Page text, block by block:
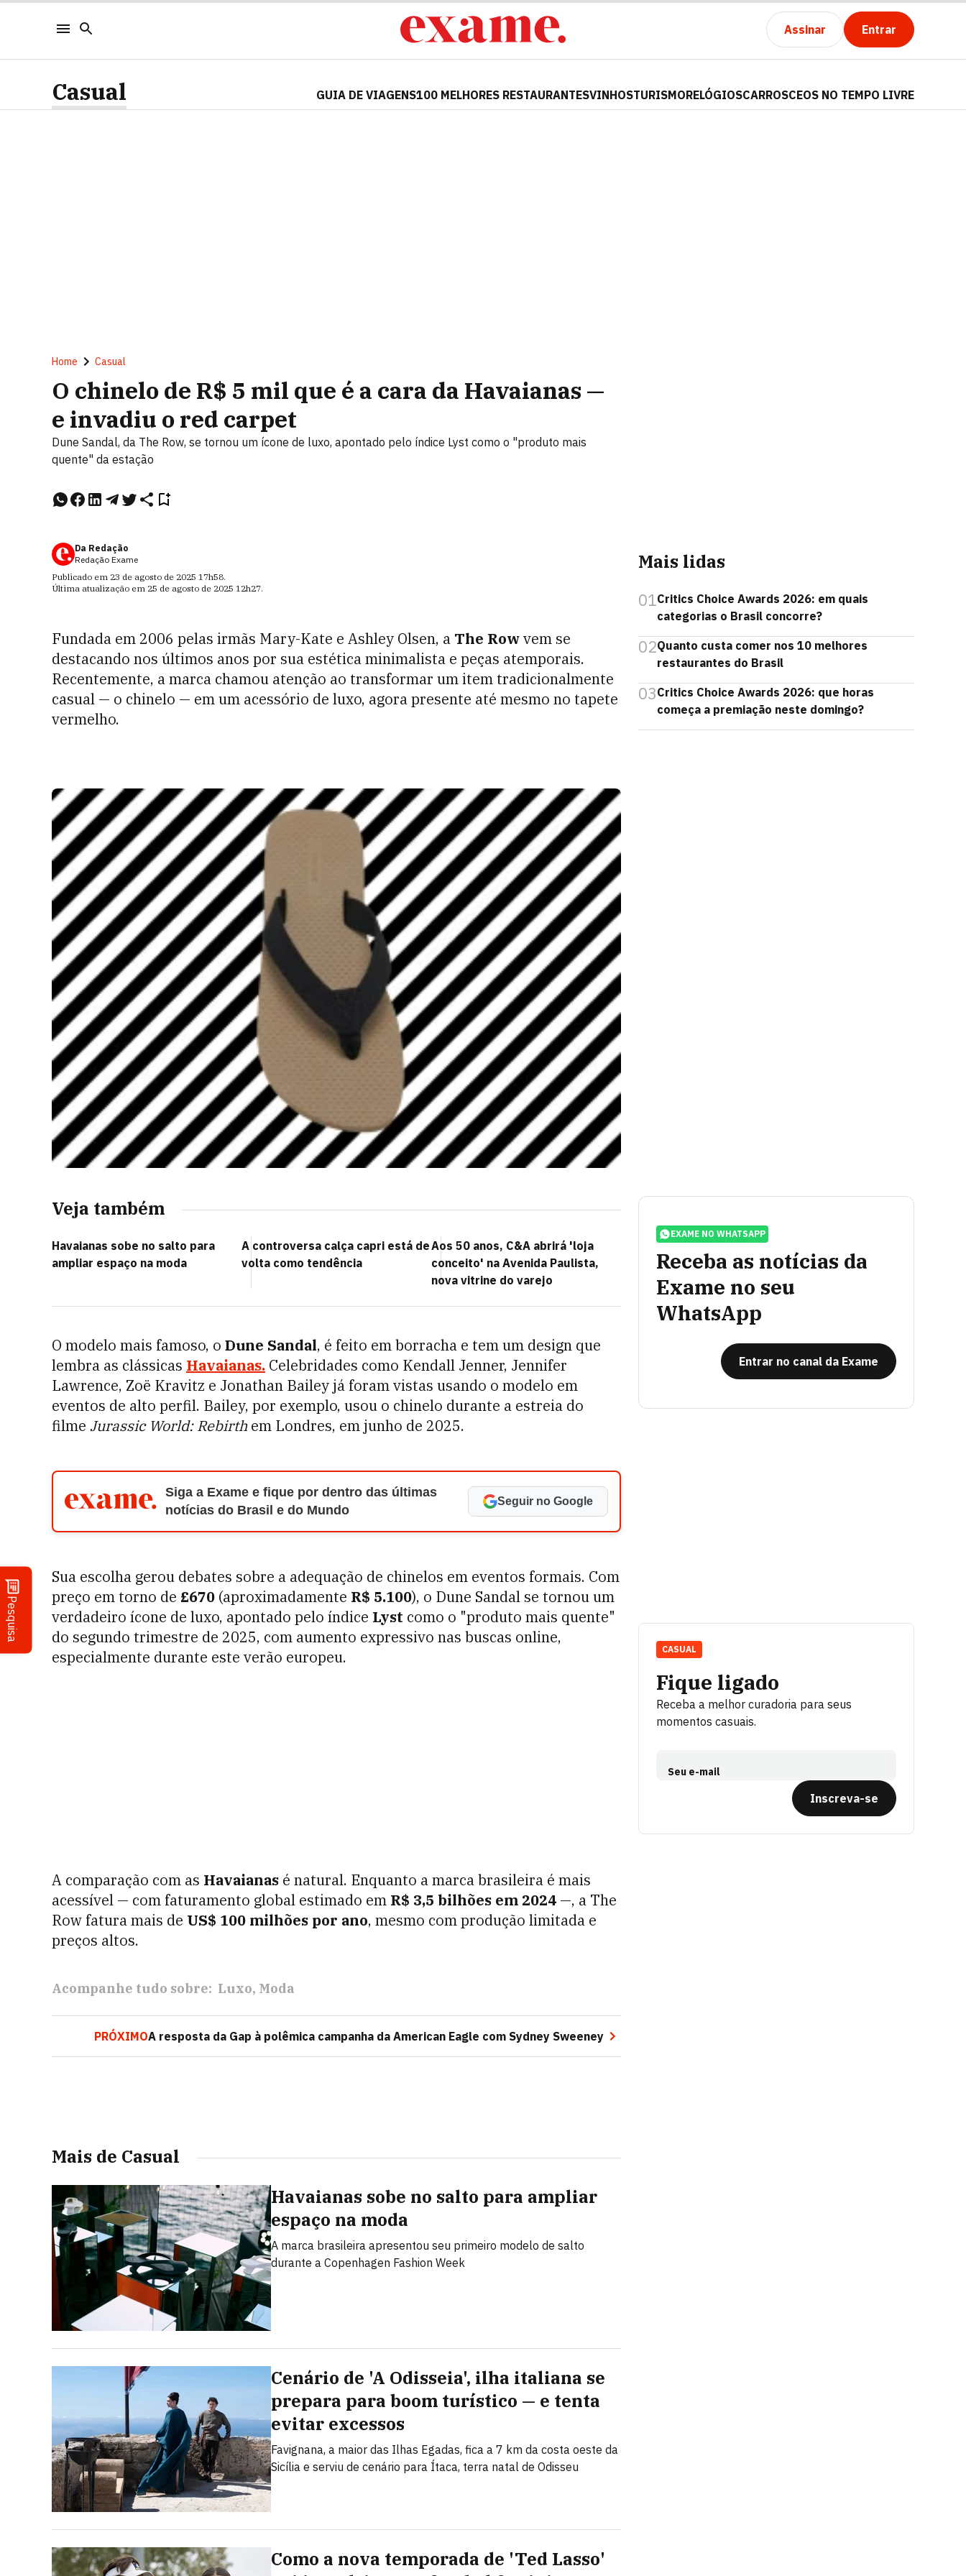
Assinar Entrar
Pesquisa
Casual GUIA DE VIAGENS100 MELHORES RESTAURANTESVINHOSTURISMORELÓGIOSCARROSCEOS NO TEMPO LIVRE
Home Casual
O chinelo de R$ 5 mil que é a cara da Havaianas —
e invadiu o red carpet
Dune Sandal, da The Row, se tornou um ícone de luxo, apontado pelo índice Lyst como o "produto mais
quente" da estação
Da Redação
Redação Exame
Publicado em 23 de agosto de 2025 17h58.
Última atualização em 25 de agosto de 2025 12h27.
Fundada em 2006 pelas irmãs Mary-Kate e Ashley Olsen, a The Rowvem se
destacando nos últimos anos por sua estética minimalista e peças atemporais.
Recentemente, a marca chamou atenção ao transformar um item tradicionalmente
casual — o chinelo — em um acessório de luxo, agora presente até mesmo no tapete
vermelho.
Veja também
Havaianas sobe no salto para
ampliar espaço na moda
A controversa calça capri está de
volta como tendência
Aos 50 anos, C&A abrirá 'loja
conceito' na Avenida Paulista,
nova vitrine do varejo
O modelo mais famoso, o Dune Sandal, é feito em borracha e tem um design que
lembra as clássicas Havaianas. Celebridades como Kendall Jenner, Jennifer
Lawrence, Zoë Kravitz e Jonathan Bailey já foram vistas usando o modelo em
eventos de alto perfil. Bailey, por exemplo, usou o chinelo durante a estreia do
filme Jurassic World: Rebirthem Londres, em junho de 2025.
Siga a Exame e fique por dentro das últimas
notícias do Brasil e do Mundo
Seguir no Google
Sua escolha gerou debates sobre a adequação de chinelos em eventos formais. Com
preço em torno de £670 (aproximadamente R$ 5.100), o Dune Sandal se tornou um
verdadeiro ícone de luxo, apontado pelo índice Lyst como o "produto mais quente"
do segundo trimestre de 2025, com aumento expressivo nas buscas online,
especialmente durante este verão europeu.
A comparação com as Havaianas é natural. Enquanto a marca brasileira é mais
acessível — com faturamento global estimado em R$ 3,5 bilhões em 2024 —, a The
Row fatura mais de US$ 100 milhões por ano, mesmo com produção limitada e
preços altos.
Acompanhe tudo sobre: Luxo Moda
PRÓXIMOA resposta da Gap à polêmica campanha da American Eagle com Sydney Sweeney
Mais de Casual
Havaianas sobe no salto para ampliar
espaço na moda
A marca brasileira apresentou seu primeiro modelo de salto
durante a Copenhagen Fashion Week
Cenário de 'A Odisseia', ilha italiana se
prepara para boom turístico — e tenta
evitar excessos
Favignana, a maior das Ilhas Egadas, fica a 7 km da costa oeste da
Sicília e serviu de cenário para Ítaca, terra natal de Odisseu
Como a nova temporada de 'Ted Lasso'
Mais lidas
01Critics Choice Awards 2026: em quais
categorias o Brasil concorre?
02Quanto custa comer nos 10 melhores
restaurantes do Brasil
03Critics Choice Awards 2026: que horas
começa a premiação neste domingo?
EXAME NO WHATSAPP
Receba as notícias da
Exame no seu
WhatsApp
Entrar no canal da Exame
Fique ligado
Receba a melhor curadoria para seus
momentos casuais.
Seu e-mail
Inscreva-se
CASUAL